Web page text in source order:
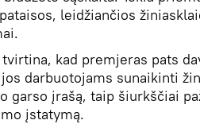
leidžiančios
kad premjeras pats
darbuotojams sunaikinti
garso įrašą, taip šiurkščiai
įstatymą.